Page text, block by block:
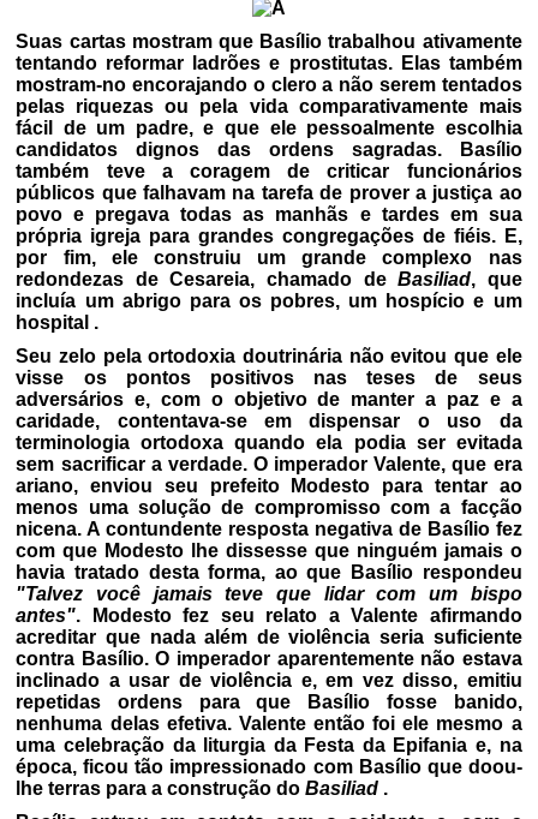
Suas cartas mostram que Basílio trabalhou ativamente
tentando reformar ladrões e prostitutas. Elas também
mostram-no encorajando o clero a não serem tentados
pelas riquezas ou pela vida comparativamente mais
fácil de um padre, e que ele pessoalmente escolhia
candidatos dignos das ordens sagradas. Basílio
também teve a coragem de criticar funcionários
públicos que falhavam na tarefa de prover a justiça ao
povo e pregava todas as manhãs e tardes em sua
própria igreja para grandes congregações de fiéis. E,
por fim, ele construiu um grande complexo nas
redondezas de Cesareia, chamado deBasiliad, que
incluía um abrigo para os pobres, um hospício e um
hospital .
Seu zelo pela ortodoxia doutrinária não evitou que ele
visse os pontos positivos nas teses de seus
adversários e, com o objetivo de manter a paz e a
caridade, contentava-se em dispensar o uso da
terminologia ortodoxa quando ela podia ser evitada
sem sacrificar a verdade. O imperador Valente, que era
ariano, enviou seu prefeito Modesto para tentar ao
menos uma solução de compromisso com a facção
nicena. A contundente resposta negativa de Basílio fez
com que Modesto lhe dissesse que ninguém jamais o
havia tratado desta forma, ao que Basílio respondeu
"Talvez você jamais teve que lidar com um bispo
antes". Modesto fez seu relato a Valente afirmando
acreditar que nada além de violência seria suficiente
contra Basílio. O imperador aparentemente não estava
inclinado a usar de violência e, em vez disso, emitiu
repetidas ordens para que Basílio fosse banido,
nenhuma delas efetiva. Valente então foi ele mesmo a
uma celebração da liturgia da Festa da Epifania e, na
época, ficou tão impressionado com Basílio que doou-
lhe terras para a construção doBasiliad .